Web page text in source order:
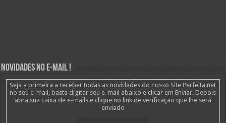
Novidades no E-mail !
Seja a primeira a receber todas as novidades do nosso Site Perfeita.net
no seu e-mail, basta digitar seu e-mail abaixo e clicar em Enviar. Depois
abra sua caixa de e-mails e clique no link de verificação que lhe será
enviado